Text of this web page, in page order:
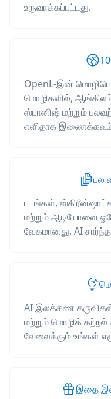
உருவாக்கப்பட்டது.
OpenL-இன்
மொழிகளில், ஆங்கிலம்
ஸ்பானிஷ் மற்றும்
எளிதாக
பல
படங்கள்,
மற்றும் ஆடியோவை
வேகமானது, AI
AI இலக்கண கருவிகள்,
மற்றும் மொழிக்
வேலைக்கும் உங்கள்
இதை